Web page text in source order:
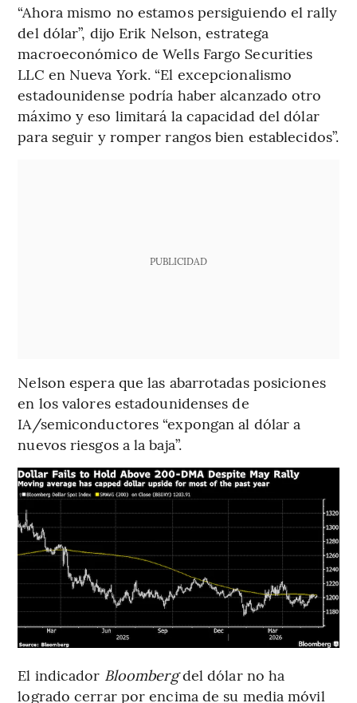
“Ahora mismo no estamos persiguiendo el rally
del dólar”, dijo Erik Nelson, estratega
macroeconómico de Wells Fargo Securities
LLC en Nueva York. “El excepcionalismo
estadounidense podría haber alcanzado otro
máximo y eso limitará la capacidad del dólar
para seguir y romper rangos bien establecidos”.
PUBLICIDAD
Nelson espera que las abarrotadas posiciones
en los valores estadounidenses de
IA/semiconductores “expongan al dólar a
nuevos riesgos a la baja”.
El indicador Bloombergdel dólar no ha
logrado cerrar por encima de su media móvil